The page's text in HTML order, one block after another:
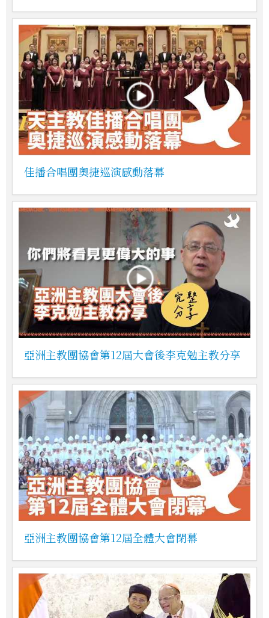
佳播合唱團奧捷巡演感動落幕
亞洲主教團協會第12屆大會後李克勉主教分享
亞洲主教團協會第12屆全體大會閉幕